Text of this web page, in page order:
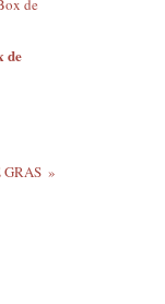
de
GRAS